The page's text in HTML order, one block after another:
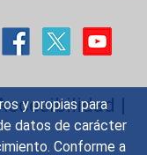
y propias para
datos de carácter
Conforme a
|